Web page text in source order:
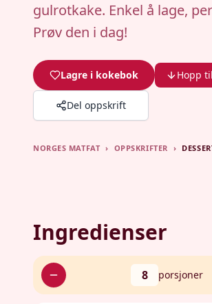
gulrotkake. Enkel å lage,
Prøv den i dag!
Lagre i kokebok Hopp
Del oppskrift
NORGES MATFAT › OPPSKRIFTER ›
Ingredienser
8 porsjoner